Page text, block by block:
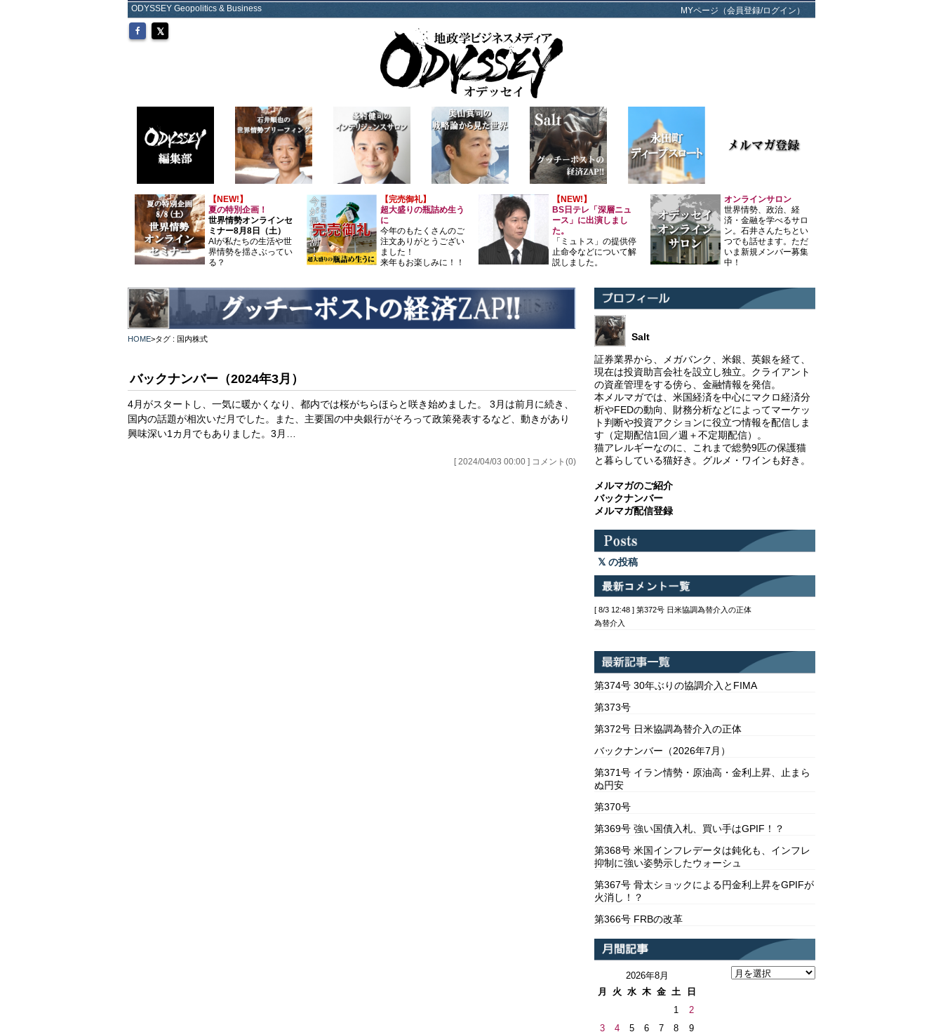
ODYSSEY Geopolitics & Business MYページ（会員登録/ログイン）
【NEW!】
夏の特別企画！
世界情勢オンラインセ
ミナー8月8日（土）
AIが私たちの生活や世
界情勢を揺さぶってい
る？
【完売御礼】
超大盛りの瓶詰め生う
に
今年のもたくさんのご
注文ありがとうござい
ました！
来年もお楽しみに！！
【NEW!】
BS日テレ「深層ニュ
ース」に出演しまし
た。
「ミュトス」の提供停
止命令などについて解
説しました。
オンラインサロン
世界情勢、政治、経
済・金融を学べるサロ
ン。石井さんたちとい
つでも話せます。ただ
いま新規メンバー募集
中！
HOME>タグ : 国内株式
バックナンバー（2024年3月）
4月がスタートし、一気に暖かくなり、都内では桜がちらほらと咲き始めました。 3月は前月に続き、
国内の話題が相次いだ月でした。また、主要国の中央銀行がそろって政策発表するなど、動きがあり
興味深い1カ月でもありました。3月…
[ 2024/04/03 00:00 ] コメント(0)
Salt
証券業界から、メガバンク、米銀、英銀を経て、
現在は投資助言会社を設立し独立。クライアント
の資産管理をする傍ら、金融情報を発信。
本メルマガでは、米国経済を中心にマクロ経済分
析やFEDの動向、財務分析などによってマーケッ
ト判断や投資アクションに役立つ情報を配信しま
す（定期配信1回／週＋不定期配信）。
猫アレルギーなのに、これまで総勢9匹の保護猫
と暮らしている猫好き。グルメ・ワインも好き。
メルマガのご紹介
バックナンバー
メルマガ配信登録
の投稿
[ 8/3 12:48 ] 第372号 日米協調為替介入の正体
為替介入
第374号 30年ぶりの協調介入とFIMA
第373号
第372号 日米協調為替介入の正体
バックナンバー（2026年7月）
第371号 イラン情勢・原油高・金利上昇、止まら
ぬ円安
第370号
第369号 強い国債入札、買い手はGPIF！？
第368号 米国インフレデータは鈍化も、インフレ
抑制に強い姿勢示したウォーシュ
第367号 骨太ショックによる円金利上昇をGPIFが
火消し！？
第366号 FRBの改革
2026年8月
月
火 水 木 金 土 日
1
2
3
4 5 6 7 8
9